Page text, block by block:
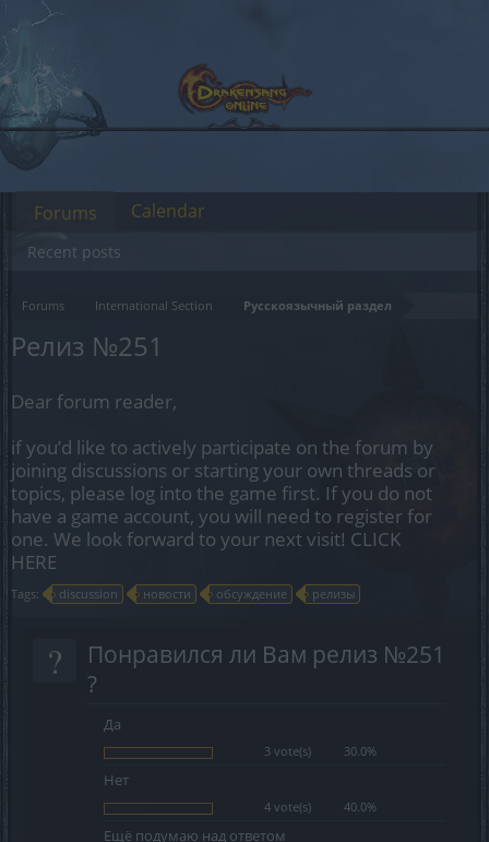
Forums International Section Русскоязычный раздел
Релиз №251
Dear forum reader,
if you’d like to actively participate on the forum by
joining discussions or starting your own threads or
topics, please log into the game first. If you do not
have a game account, you will need to register for
one. We look forward to your next visit! CLICK
HERE
Tags: discussion новости обсуждение релизы
?
Понравился ли Вам релиз №251
?
Да
3 vote(s) 30.0%
Нет
4 vote(s) 40.0%
Ещё подумаю над ответом
Forums
Recent posts
Calendar